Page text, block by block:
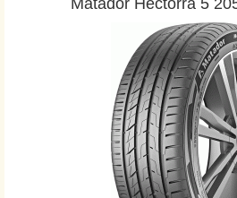
Matador Hectorra 5